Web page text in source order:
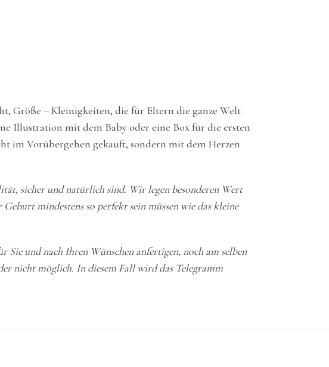
Größe – Kleinigkeiten, die für Eltern die ganze Welt
Illustration mit dem Baby oder eine Box für die ersten
im Vorübergehen gekauft, sondern mit dem Herzen
sicher und natürlich sind. Wir legen besonderen Wert
mindestens so perfekt sein müssen wie das kleine
und nach Ihren Wünschen anfertigen, noch am selben
nicht möglich. In diesem Fall wird das Telegramm